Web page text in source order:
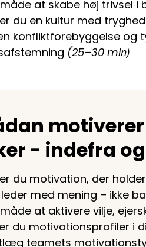
at skabe høj trivsel i
du en kultur med tryghed
konfliktforebyggelse og
(25–30 min)
- indefra
du motivation, der
med mening – ikke
at aktivere vilje,
du motivationsprofiler i
teamets